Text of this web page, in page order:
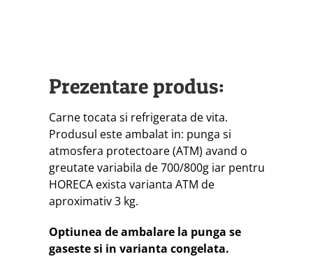
Prezentare produs:
Carne tocata si refrigerata de vita.
Produsul este ambalat in: punga si
atmosfera protectoare (ATM) avand o
greutate variabila de 700/800g iar pentru
HORECA exista varianta ATM de
aproximativ 3 kg.
Optiunea de ambalare la punga se
gaseste si in varianta congelata.